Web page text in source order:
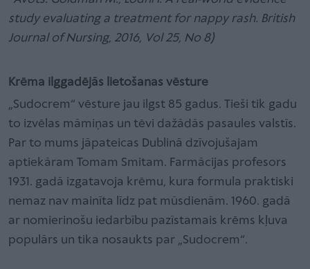
study evaluating a treatment for nappy rash. British
Journal of Nursing, 2016, Vol 25, No 8)
Krēma ilggadējās lietošanas vēsture
„Sudocrem“ vēsture jau ilgst 85 gadus. Tieši tik gadu
to izvēlas māmiņas un tēvi dažādās pasaules valstīs.
Par to mums jāpateicas Dublinā dzīvojušajam
aptiekāram Tomam Smitam. Farmācijas profesors
1931. gadā izgatavoja krēmu, kura formula praktiski
nemaz nav mainīta līdz pat mūsdienām. 1960. gadā
ar nomierinošu iedarbību pazīstamais krēms kļuva
populārs un tika nosaukts par „Sudocrem“.